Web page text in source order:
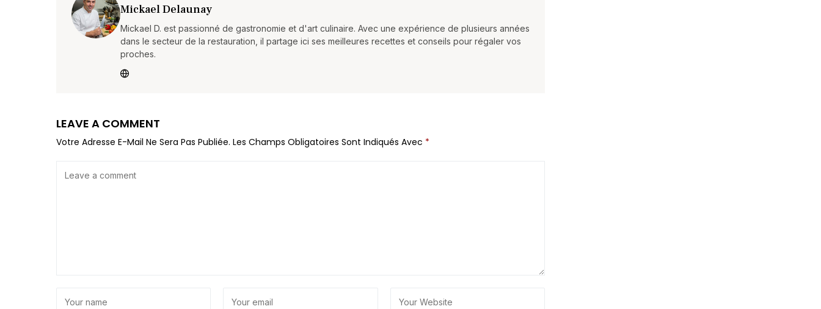
Mickael Delaunay
Mickael D. est passionné de gastronomie et d'art culinaire. Avec une expérience de plusieurs années
dans le secteur de la restauration, il partage ici ses meilleures recettes et conseils pour régaler vos
proches.
LEAVE A COMMENT
Votre Adresse E-Mail Ne Sera Pas Publiée. Les Champs Obligatoires Sont Indiqués Avec *